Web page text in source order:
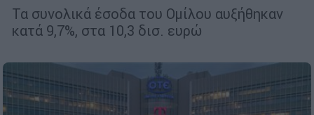
Τα συνολικά έσοδα του Ομίλου αυξήθηκαν
κατά 9,7%, στα 10,3 δισ. ευρώ